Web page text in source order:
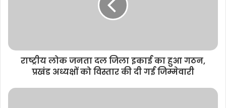
राष्ट्रीय लोक जनता दल जिला इकाई का हुआ गठन,
प्रखंड अध्यक्षों को विस्तार की दी गई जिम्मेवारी